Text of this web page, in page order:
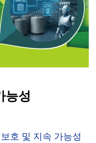
능성
호 및 지속 가능성